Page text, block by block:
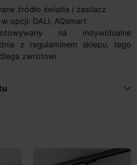
źródło światła i zasilacz
opcji: DALI, AQsmart
na indywidualne
z regulaminem sklepu, tego
zwrotowi